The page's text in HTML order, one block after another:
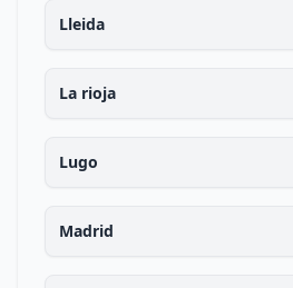
Lleida
La rioja
Lugo
Madrid